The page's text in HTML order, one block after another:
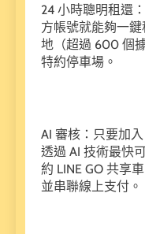
24 小時聰明租還
方帳號就能夠一
地（超過 600 個
特約停車場。
AI 審核：只要加
透過 AI 技術最快
約 LINE GO 共享
並串聯線上支付。